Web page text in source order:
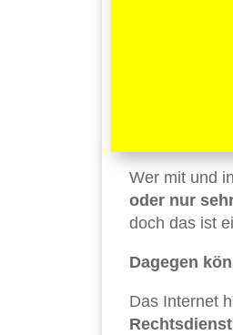
Wer mit und
oder nur
doch das ist
Dagegen
Das Internet